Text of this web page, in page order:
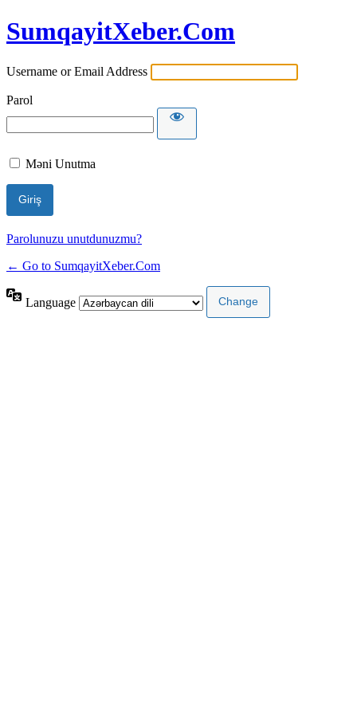
SumqayitXeber.Com
Username or Email Address
Parol
Məni Unutma
Parolunuzu unutdunuzmu?
← Go to SumqayitXeber.Com
Language